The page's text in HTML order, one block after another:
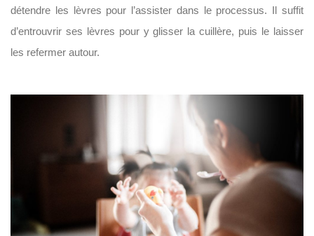
détendre les lèvres pour l’assister dans le processus. Il suffit
d’entrouvrir ses lèvres pour y glisser la cuillère, puis le laisser
les refermer autour.